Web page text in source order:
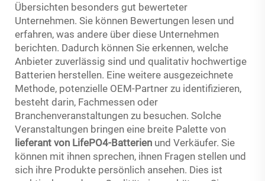
Übersichten besonders gut bewerteter
Unternehmen. Sie können Bewertungen lesen und
erfahren, was andere über diese Unternehmen
berichten. Dadurch können Sie erkennen, welche
Anbieter zuverlässig sind und qualitativ hochwertige
Batterien herstellen. Eine weitere ausgezeichnete
Methode, potenzielle OEM-Partner zu identifizieren,
besteht darin, Fachmessen oder
Branchenveranstaltungen zu besuchen. Solche
Veranstaltungen bringen eine breite Palette von
lieferant von LifePO4-Batterien und Verkäufer. Sie
können mit ihnen sprechen, ihnen Fragen stellen und
sich ihre Produkte persönlich ansehen. Dies ist